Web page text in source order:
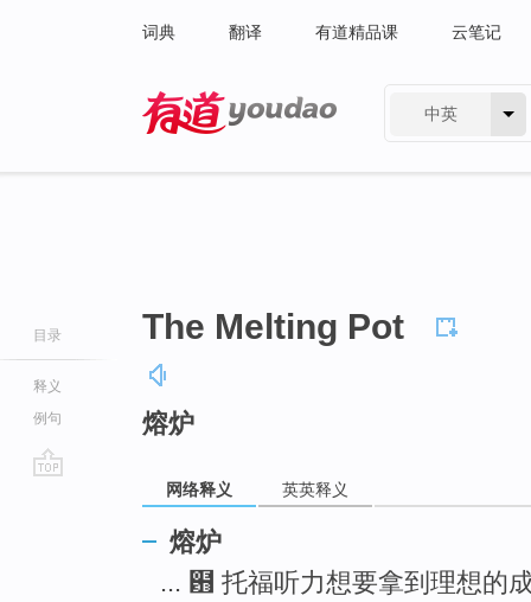
词典 翻译 有道精品课 云笔记
中英
目录
释义
例句
The Melting Pot
熔炉
网络释义 英英释义
熔炉
... ฻ 托福听力想要拿到理想的